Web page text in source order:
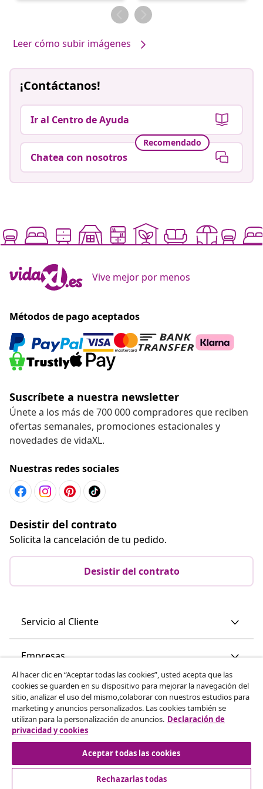
por
Leer cómo subir imágenes
¡Contáctanos!
Ir al Centro de Ayuda
Recomendado
Chatea con nosotros
Vive mejor por menos
Métodos de pago aceptados
Suscríbete a nuestra newsletter
Únete a los más de 700 000 compradores que reciben
ofertas semanales, promociones estacionales y
novedades de vidaXL.
Nuestras redes sociales
Desistir del contrato
Solicita la cancelación de tu pedido.
Desistir del contrato
Servicio al Cliente
Empresas
vidaXL
Descubre mas
Al hacer clic en “Aceptar todas las cookies”, usted acepta que las
cookies se guarden en su dispositivo para mejorar la navegación del
sitio, analizar el uso del mismo,colaborar con nuestros estudios para
marketing y anuncios personalizados. Las cookies también se
utilizan para la personalización de anuncios. Declaración de
privacidad y cookies
Aceptar todas las cookies
Rechazarlas todas